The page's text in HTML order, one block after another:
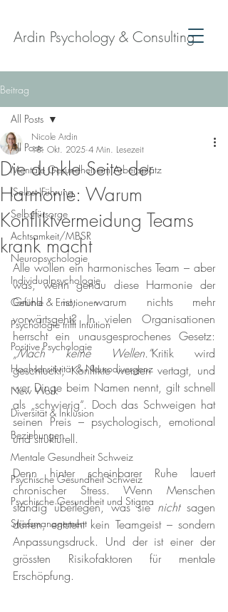
Ardin Psychology & Consulting
Beitrag
All Posts
Mentale Gesundheit am Arbeitsplatz
(Selbst-)Führung
Selbstfürsorge
Achtsamkeit/MBSR
Neuropsychologie
Individualpsychologie
Gefühle & Emotionen
Psychologie trifft Intuition
Positive Psychologie
Hochsensitivität & Neurodivergenz
New Work
Diversität & Inklusion
Beziehungen
Mentale Gesundheit Schweiz
Psychische Gesundheit Schweiz
Psychische Gesundheit und Stigma
Stressmanagement
All Posts
Die dunkle Seite der
Harmonie: Warum
Konfliktvermeidung Teams
krank macht
Nicole Ardin
18. Okt. 2025 4 Min. Lesezeit
Alle wollen ein harmonisches Team – aber
was, wenn genau diese Harmonie der
Grund ist, warum nichts mehr
vorwärtsgeht? In vielen Organisationen
„Mach keine Wellen.“Kritik wird
geschluckt, Konflikte werden vertagt, und
wer Dinge beim Namen nennt, gilt schnell
als „schwierig“. Doch das Schweigen hat
seinen Preis – psychologisch, emotional
und strukturell.
Denn hinter scheinbarer Ruhe lauert
chronischer Stress. Wenn Menschen
ständig überlegen, was sie nicht sagen
dürfen, entsteht kein Teamgeist – sondern
Anpassungsdruck. Und der ist einer der
grössten Risikofaktoren für mentale
Erschöpfung.